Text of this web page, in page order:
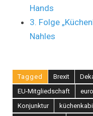
Hands
3. Folge
Nahles
Tagged Brexit
EU-Mitgliedschaft
Konjunktur